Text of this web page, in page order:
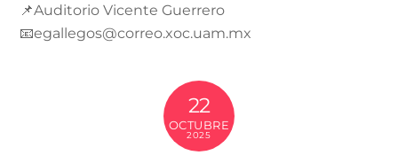
📌Auditorio Vicente Guerrero
📧egallegos@correo.xoc.uam.mx
22
OCTUBRE
2025